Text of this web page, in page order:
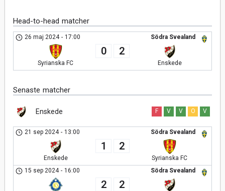
Head-to-head matcher
Södra Svealand
26 maj 2024 - 17:00
Syrianska FC
0 2
Enskede
Senaste matcher
Enskede F V V O V
Södra Svealand
21 sep 2024 - 13:00
Enskede
1 2
Syrianska FC
Södra Svealand
15 sep 2024 - 16:00
2 2